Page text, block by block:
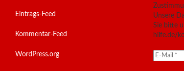
Eintrags-Feed
Kommentar-Feed
WordPress.org
Unsere
Sie bitte
hilfe.de/